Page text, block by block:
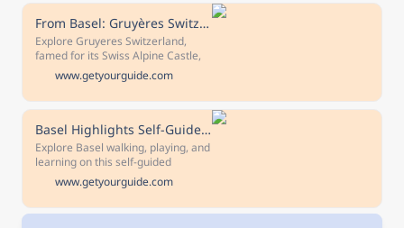
and much more.
From Basel: Gruyères Switzerland - Castle, Cheese, Chocolate
Explore Gruyeres Switzerland,
famed for its Swiss Alpine Castle,
Swiss Fondue cheese, and Swiss
chocolate! Discover the
magnificent Castle of Gruyeres
and treat your taste buds.
www.getyourguide.com
Basel Highlights Self-Guided Scavenger Hunt and Tour
Explore Basel walking, playing, and
learning on this self-guided
scavenger hunt and walking tour in
one. Using your phone as your
guide, solve riddles and see the
www.getyourguide.com